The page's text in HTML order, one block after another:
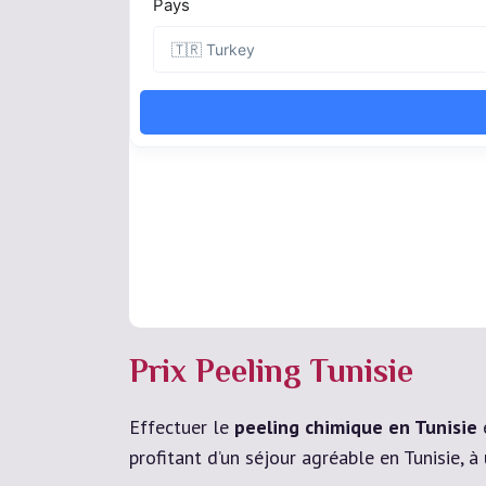
Prix Peeling Tunisie
Effectuer le peeling chimique en Tunisie
profitant d’un séjour agréable en Tunisie,